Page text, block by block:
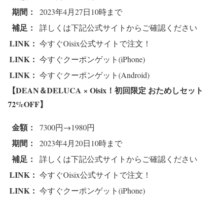
期間： 2023年4月27日10時まで
補足： 詳しくは下記公式サイトからご確認ください
LINK： 今すぐOisix公式サイトで注文！
LINK： 今すぐクーポンゲット(iPhone)
LINK： 今すぐクーポンゲット(Android)
【DEAN＆DELUCA × Oisix！初回限定 おためしセット
72%OFF】
金額： 7300円→1980円
期間： 2023年4月20日10時まで
補足： 詳しくは下記公式サイトからご確認ください
LINK： 今すぐOisix公式サイトで注文！
LINK： 今すぐクーポンゲット(iPhone)